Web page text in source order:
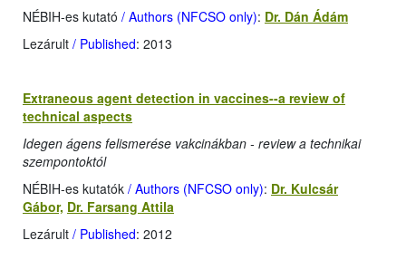
NÉBIH-es kutató / Authors (NFCSO only): Dr. Dán Ádám
Lezárult / Published: 2013
Extraneous agent detection in vaccines--a review of
technical aspects
Idegen ágens felismerése vakcinákban - review a technikai
szempontoktól
NÉBIH-es kutatók / Authors (NFCSO only): Dr. Kulcsár
Gábor, Dr. Farsang Attila
Lezárult / Published: 2012